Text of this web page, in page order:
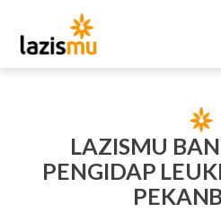
LAZISMU
PENGIDAP